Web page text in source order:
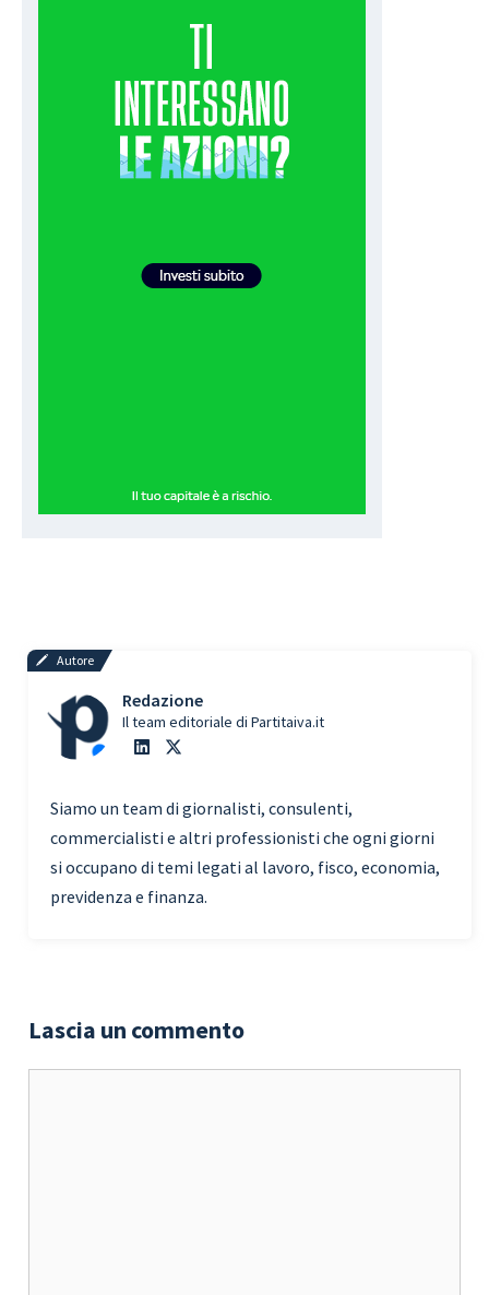
Autore
Redazione
Il team editoriale di Partitaiva.it
Siamo un team di giornalisti, consulenti,
commercialisti e altri professionisti che ogni giorni
si occupano di temi legati al lavoro, fisco, economia,
previdenza e finanza.
Lascia un commento